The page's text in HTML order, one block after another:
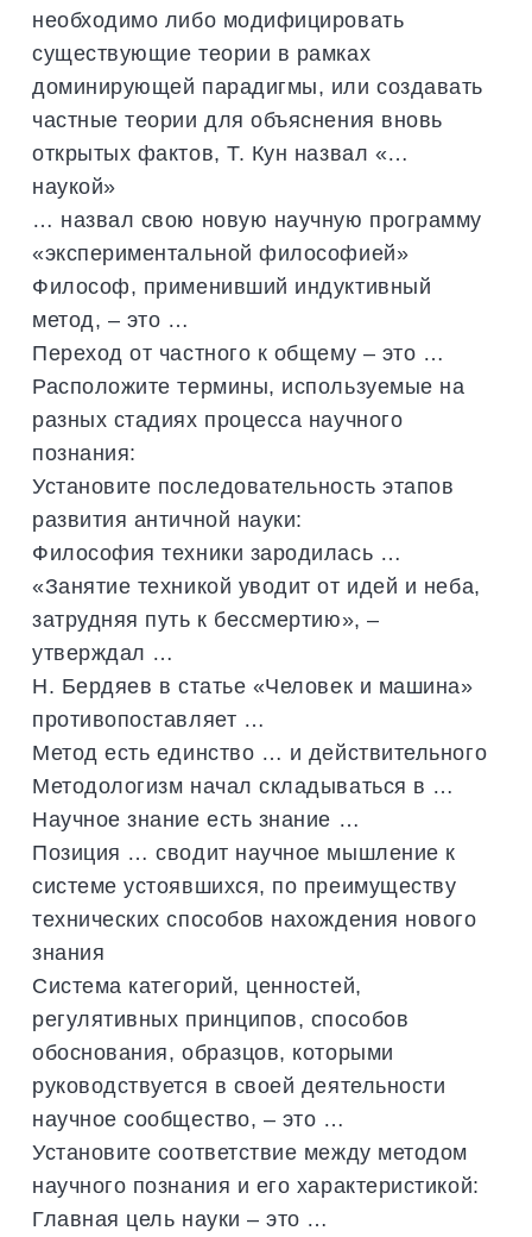
необходимо либо модифицировать
существующие теории в рамках
доминирующей парадигмы, или создавать
частные теории для объяснения вновь
открытых фактов, Т. Кун назвал «…
наукой»
… назвал свою новую научную программу
«экспериментальной философией»
Философ, применивший индуктивный
метод, – это …
Переход от частного к общему – это …
Расположите термины, используемые на
разных стадиях процесса научного
познания:
Установите последовательность этапов
развития античной науки:
Философия техники зародилась …
«Занятие техникой уводит от идей и неба,
затрудняя путь к бессмертию», –
утверждал …
Н. Бердяев в статье «Человек и машина»
противопоставляет …
Метод есть единство … и действительного
Методологизм начал складываться в …
Научное знание есть знание …
Позиция … сводит научное мышление к
системе устоявшихся, по преимуществу
технических способов нахождения нового
знания
Система категорий, ценностей,
регулятивных принципов, способов
обоснования, образцов, которыми
руководствуется в своей деятельности
научное сообщество, – это …
Установите соответствие между методом
научного познания и его характеристикой:
Главная цель науки – это …